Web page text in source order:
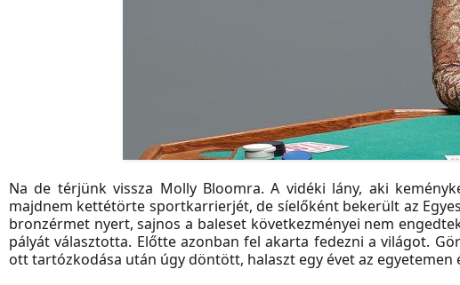
Na de térjünk vissza Molly Bloomra. A vidéki lány, aki
majdnem kettétörte sportkarrierjét, de síelőként bekerült az
bronzérmet nyert, sajnos a baleset következményei nem
pályát választotta. Előtte azonban fel akarta fedezni a világot.
ott tartózkodása után úgy döntött, halaszt egy évet az egyetemen